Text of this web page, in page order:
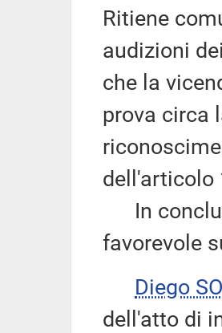
Ritiene
audizioni
che la
prova circa
dell'articolo
In
favorevole
Diego
dell'atto di